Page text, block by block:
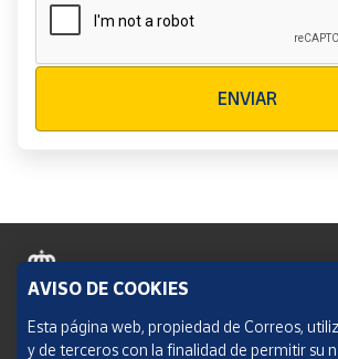
ENVIAR
Política de cookies
AVISO DE COOKIES
Esta página web, propiedad de Correos,
y de terceros con la finalidad de permitir su